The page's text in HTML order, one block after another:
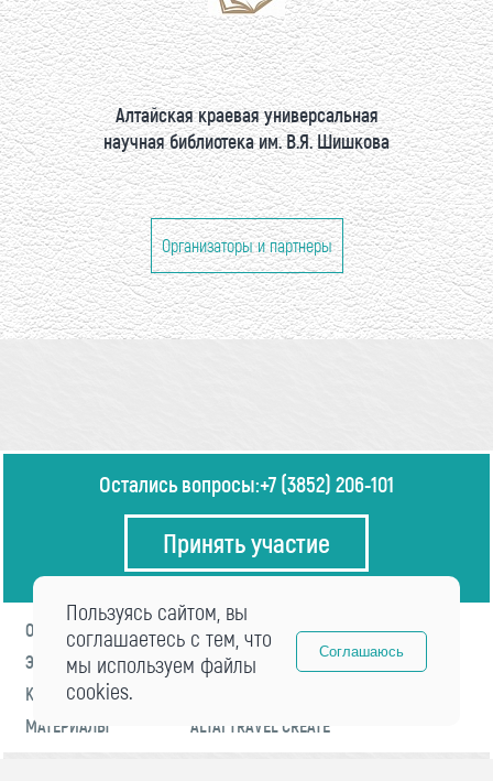
Алтайская краевая универсальная
научная библиотека им. В.Я. Шишкова
Организаторы и партнеры
Остались вопросы:+7 (3852) 206-101
Принять участие
О ФОРУМЕ
ПРОГРАММА
ЭКСПЕРТЫ
НОВОСТИ
КОНТАКТЫ
МАТЕРИАЛЫ
ALTAI TRAVEL CREATE
Пользуясь сайтом, вы
соглашаетесь с тем, что
мы используем файлы
cookies.
Соглашаюсь